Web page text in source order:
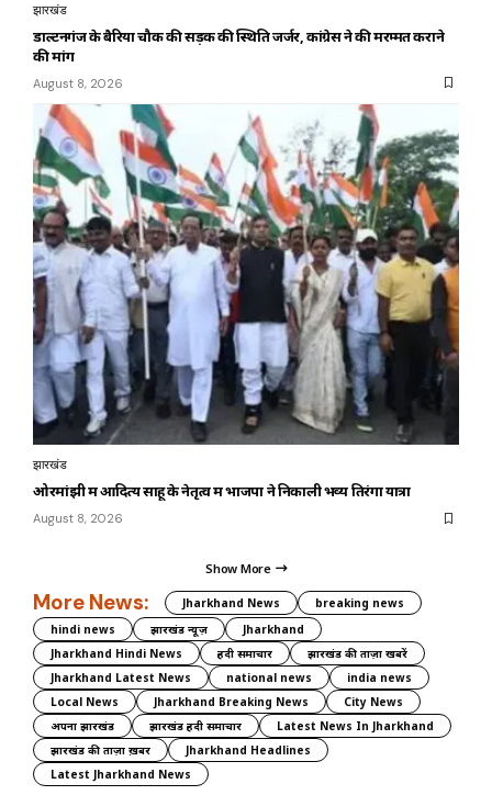
झारखंड
डाल्टनगंज के बैरिया चौक की सड़क की स्थिति जर्जर, कांग्रेस ने की मरम्मत कराने
की मांग
August 8, 2026
झारखंड
ओरमांझी में आदित्य साहू के नेतृत्व में भाजपा ने निकाली भव्य तिरंगा यात्रा
August 8, 2026
Show More
More News: Jharkhand News
breaking news
hindi news
झारखंड न्यूज़
Jharkhand
Jharkhand Hindi News
हिंदी समाचार
झारखंड की ताज़ा खबरें
Jharkhand Latest News
national news
india news
Local News
Jharkhand Breaking News
City News
अपना झारखंड
झारखंड हिंदी समाचार
Latest News In Jharkhand
झारखंड की ताज़ा ख़बर
Jharkhand Headlines
Latest Jharkhand News